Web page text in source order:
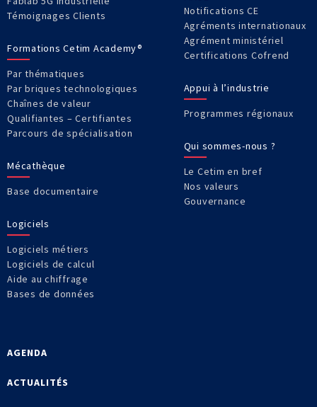
Témoignages Clients
Formations Cetim Academy®
Par thématiques
Par briques technologiques
Chaînes de valeur
Qualifiantes – Certifiantes
Parcours de spécialisation
Mécathèque
Base documentaire
Logiciels
Logiciels métiers
Logiciels de calcul
Aide au chiffrage
Bases de données
Notifications CE
Agréments internationaux
Agrément ministériel
Certifications Cofrend
Appui à l’industrie
Programmes régionaux
Qui sommes-nous ?
Le Cetim en bref
Nos valeurs
Gouvernance
AGENDA
ACTUALITÉS